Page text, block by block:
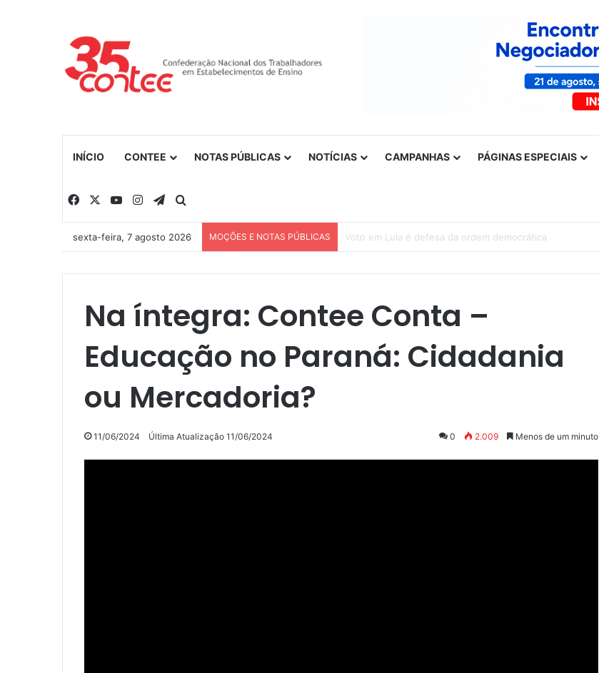
INÍCIO CONTEE NOTAS PÚBLICAS NOTÍCIAS CAMPANHAS PÁGINAS ESPECIAIS
Facebook YouTubeInstagramTelegram
sexta-feira, 7 agosto 2026 MOÇÕES E NOTAS PÚBLICAS Nota de solidariedade ao povo venezuelano
Na íntegra: Contee Conta –
Educação no Paraná: Cidadania
ou Mercadoria?
11/06/2024 Última Atualização 11/06/2024 0 2.009 Menos de um minuto